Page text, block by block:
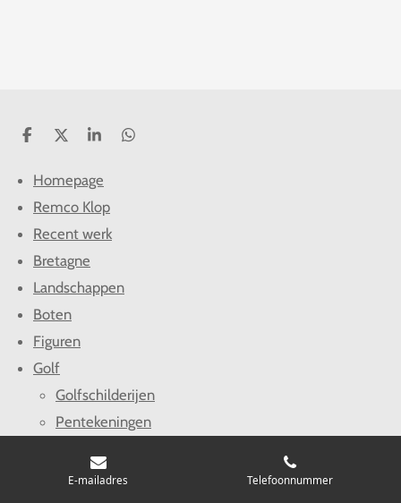
D
D
l
S
r
e
D
Homepage
Remco Klop
Recent werk
Bretagne
Landschappen
Boten
Figuren
Golf
Golfschilderijen
Pentekeningen
E-mailadres Telefoonnummer